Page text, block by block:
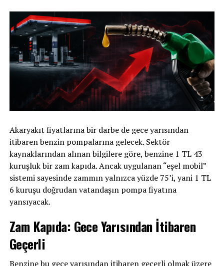
Akaryakıt fiyatlarına bir darbe de gece yarısından
itibaren benzin pompalarına gelecek. Sektör
kaynaklarından alınan bilgilere göre, benzine 1 TL 43
kuruşluk bir zam kapıda. Ancak uygulanan “eşel mobil”
sistemi sayesinde zammın yalnızca yüzde 75’i, yani 1 TL
6 kuruşu doğrudan vatandaşın pompa fiyatına
yansıyacak.
Zam Kapıda: Gece Yarısından İtibaren
Geçerli
Benzine bu gece yarısından itibaren geçerli olmak üzere